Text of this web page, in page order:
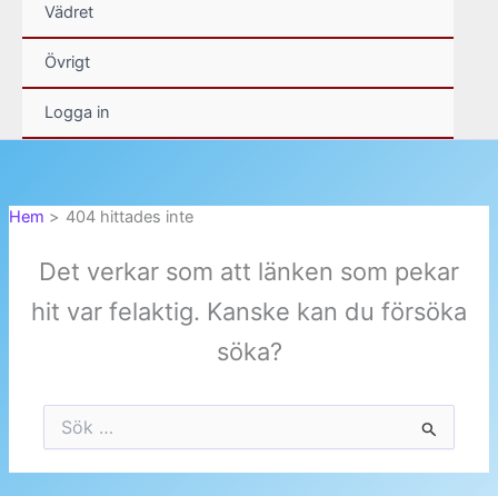
Vädret
Övrigt
Logga in
Hem 404 hittades inte
Det verkar som att länken som pekar
hit var felaktig. Kanske kan du försöka
söka?
efter: